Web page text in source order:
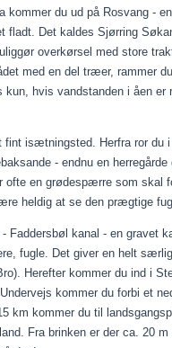
du ud på Rosvang -
Det kaldes Sjørring
overkørsel med store
med en del træer, rammer
hvis vandstanden i åen
isætningsted. Herfra ror du
- endnu en
en grødespærre som skal
heldig at se den prægtige
Faddersbøl kanal - en gravet
fugle. Det giver en helt
Herefter kommer du ind i
kommer du forbi et
km kommer du til
Fra brinken er der ca. 20